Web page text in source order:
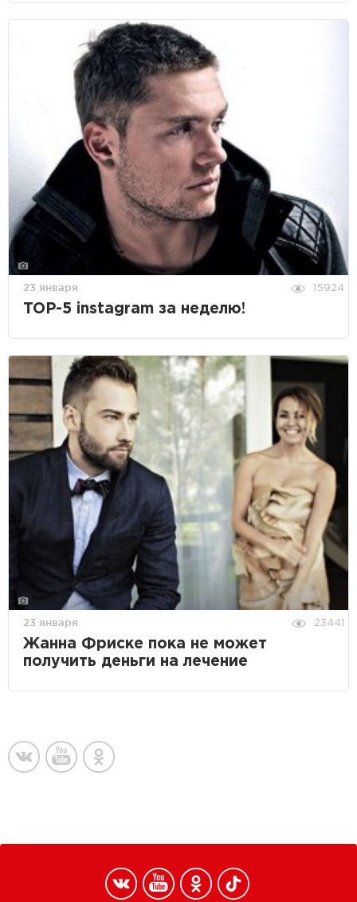
23 января 15924
TOP-5 instagram за неделю!
23 января 23441
Жанна Фриске пока не может
получить деньги на лечение